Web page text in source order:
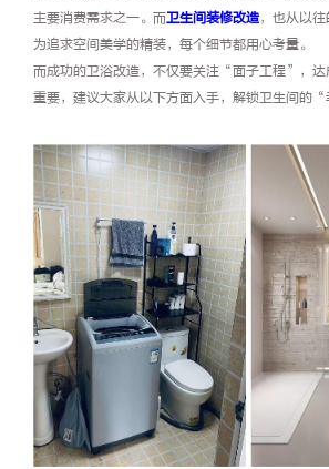
主要消费需求之一。而卫生间装修改造，也从以
为追求空间美学的精装，每个细节都用心考量。
而成功的卫浴改造，不仅要关注“面子工程”，达
重要，建议大家从以下方面入手，解锁卫生间的“